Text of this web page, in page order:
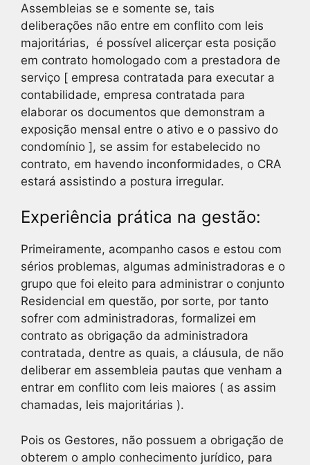
Assembleias se e somente se, tais
deliberações não entre em conflito com leis
majoritárias, é possível alicerçar esta posição
em contrato homologado com a prestadora de
serviço [ empresa contratada para executar a
contabilidade, empresa contratada para
elaborar os documentos que demonstram a
exposição mensal entre o ativo e o passivo do
condomínio ], se assim for estabelecido no
contrato, em havendo inconformidades, o CRA
estará assistindo a postura irregular.
Experiência prática na gestão:
Primeiramente, acompanho casos e estou com
sérios problemas, algumas administradoras e o
grupo que foi eleito para administrar o conjunto
Residencial em questão, por sorte, por tanto
sofrer com administradoras, formalizei em
contrato as obrigação da administradora
contratada, dentre as quais, a cláusula, de não
deliberar em assembleia pautas que venham a
entrar em conflito com leis maiores ( as assim
chamadas, leis majoritárias ).
Pois os Gestores, não possuem a obrigação de
obterem o amplo conhecimento jurídico, para